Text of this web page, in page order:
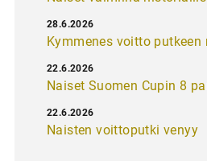
Kymmenes voitto putkeen
28.6.2026
Naiset Suomen Cupin 8
22.6.2026
Naisten voittoputki venyy
22.6.2026